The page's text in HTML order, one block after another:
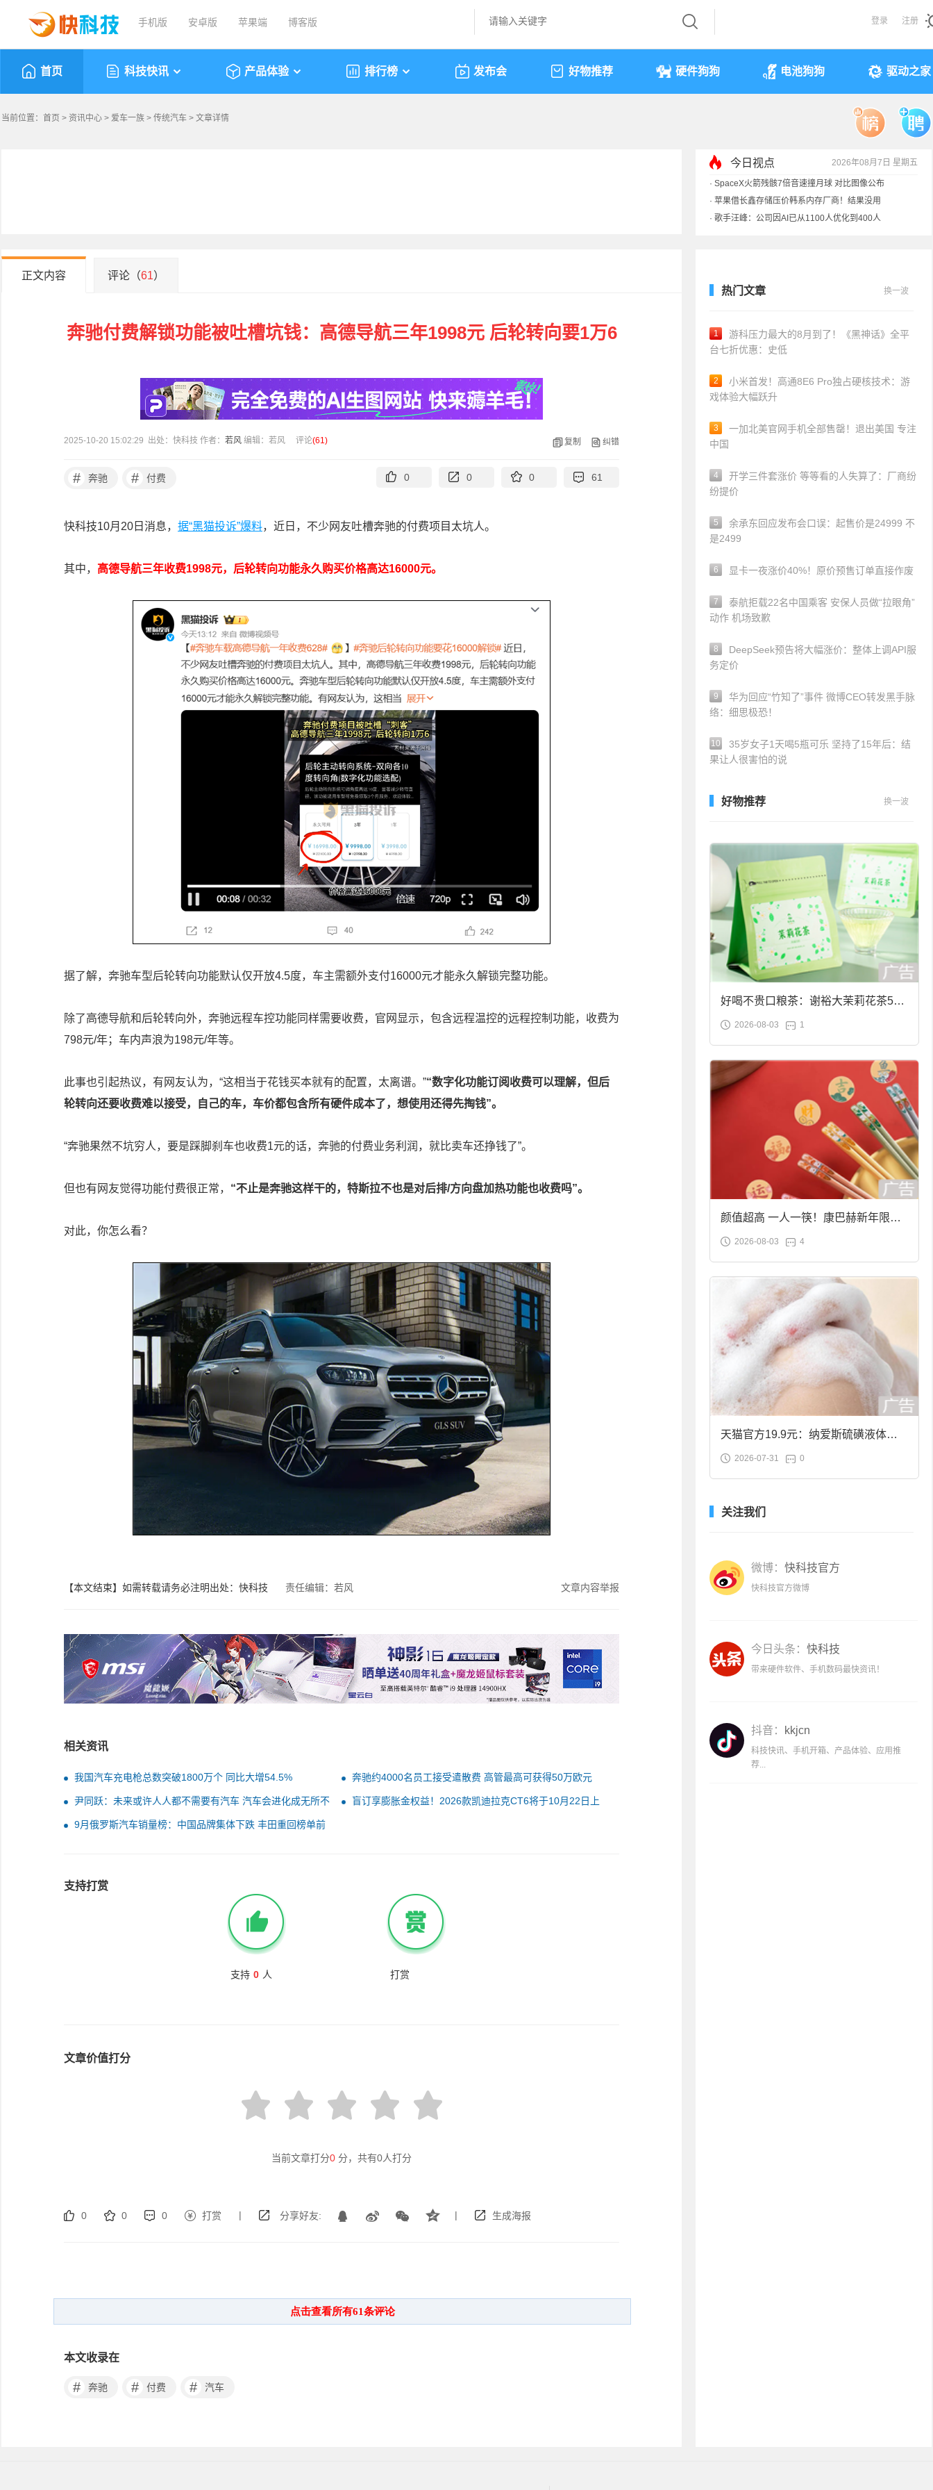
手机版 安卓版 苹果端 博客版 登录 注册
首页 科技快讯 产品体验 排行榜 发布会 好物推荐 硬件狗狗 电池狗狗 驱动之家
当前位置： 首页 > 资讯中心 > 爱车一族 > 传统汽车 > 文章详情
今日视点 2026年08月7日 星期五
· 索尼旗舰电视上市：115寸、149999元
· SpaceX火箭残骸7倍音速撞月球 对比图像公布
· 苹果借长鑫存储压价韩系内存厂商！结果没用
正文内容 评论（61）
奔驰付费解锁功能被吐槽坑钱：高德导航三年1998元 后轮转向要1万6
2025-10-20 15:02:29 出处：快科技 作者： 若风 编辑：若风 评论(61) 复制 纠错
# 奔驰 # 付费 0 0 0 61
快科技10月20日消息， 据“黑猫投诉”爆料，近日，不少网友吐槽奔驰的付费项目太坑人。
其中， 高德导航三年收费1998元，后轮转向功能永久购买价格高达16000元。
据了解，奔驰车型后轮转向功能默认仅开放4.5度，车主需额外支付16000元才能永久解锁完整功能。
除了高德导航和后轮转向外，奔驰远程车控功能同样需要收费，官网显示，包含远程温控的远程控制功能，收费为
798元/年；车内声浪为198元/年等。
此事也引起热议，有网友认为，“这相当于花钱买本就有的配置，太离谱。”“数字化功能订阅收费可以理解，但后
轮转向还要收费难以接受，自己的车，车价都包含所有硬件成本了，想使用还得先掏钱”。
“奔驰果然不坑穷人，要是踩脚刹车也收费1元的话，奔驰的付费业务利润，就比卖车还挣钱了”。
但也有网友觉得功能付费很正常， “不止是奔驰这样干的，特斯拉不也是对后排/方向盘加热功能也收费吗”。
对此，你怎么看？
【本文结束】如需转载请务必注明出处：快科技 责任编辑：若风 文章内容举报
相关资讯
我国汽车充电枪总数突破1800万个 同比大增54.5% 奔驰约4000名员工接受遣散费 高管最高可获得50万欧元
尹同跃：未来或许人人都不需要有汽车 汽车会进化成无所不
能的机器人
盲订享膨胀金权益！2026款凯迪拉克CT6将于10月22日上
9月俄罗斯汽车销量榜：中国品牌集体下跌 丰田重回榜单前
支持打赏
支持 0 人 打赏
文章价值打分
当前文章打分0 分，共有0人打分
0 0 0 打赏 | 分享好友: | 生成海报
本文收录在
# 奔驰 # 付费 # 汽车
热门文章 换一波
1
游科压力最大的8月到了！《黑神话》全平
台七折优惠：史低
2
小米首发！高通8E6 Pro独占硬核技术：游
戏体验大幅跃升
3
一加北美官网手机全部售罄！退出美国 专注
中国
4
开学三件套涨价 等等看的人失算了：厂商纷
纷提价
5
余承东回应发布会口误：起售价是24999 不
是2499
6 显卡一夜涨价40%！原价预售订单直接作废
7
泰航拒载22名中国乘客 安保人员做“拉眼角”
动作 机场致歉
8
DeepSeek预告将大幅涨价：整体上调API服
务定价
9
华为回应“竹知了”事件 微博CEO转发黑手脉
络：细思极恐！
10
35岁女子1天喝5瓶可乐 坚持了15年后：结
果让人很害怕的说
好物推荐 换一波
好喝不贵口粮茶：谢裕大茉莉花茶50g
袋装9.9元到手
2026-08-03 1
颜值超高 一人一筷！康巴赫新年限定
合金筷子大促：19.9元
2026-08-03 4
天猫官方19.9元：纳爱斯硫磺液体香
皂2斤大促
2026-07-31 0
关注我们
微博： 快科技官方
快科技官方微博
今日头条： 快科技
带来硬件软件、手机数码最快资讯！
抖音： kkjcn
科技快讯、手机开箱、产品体验、应用推
荐...